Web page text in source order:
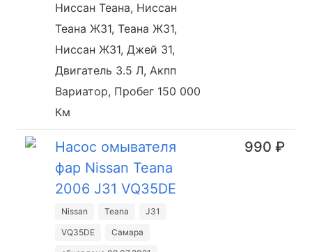
Ниссан Теана, Ниссан
Теана Ж31, Теана Ж31,
Ниссан Ж31, Джей 31,
Двигатель 3.5 Л, Акпп
Вариатор, Пробег 150 000
Км
Насос омывателя
фар Nissan Teana
2006 J31 VQ35DE
Nissan Teana
J31
VQ35DE
Самара
990 ₽